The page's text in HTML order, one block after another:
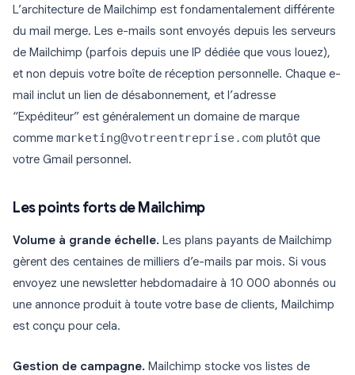
L’architecture de Mailchimp est fondamentalement différente
du mail merge. Les e-mails sont envoyés depuis les serveurs
de Mailchimp (parfois depuis une IP dédiée que vous louez),
et non depuis votre boîte de réception personnelle. Chaque e-
mail inclut un lien de désabonnement, et l’adresse
“Expéditeur” est généralement un domaine de marque
comme marketing@votreentreprise.com plutôt que
votre Gmail personnel.
Les points forts de Mailchimp
Volume à grande échelle. Les plans payants de Mailchimp
gèrent des centaines de milliers d’e-mails par mois. Si vous
envoyez une newsletter hebdomadaire à 10 000 abonnés ou
une annonce produit à toute votre base de clients, Mailchimp
est conçu pour cela.
Gestion de campagne. Mailchimp stocke vos listes de